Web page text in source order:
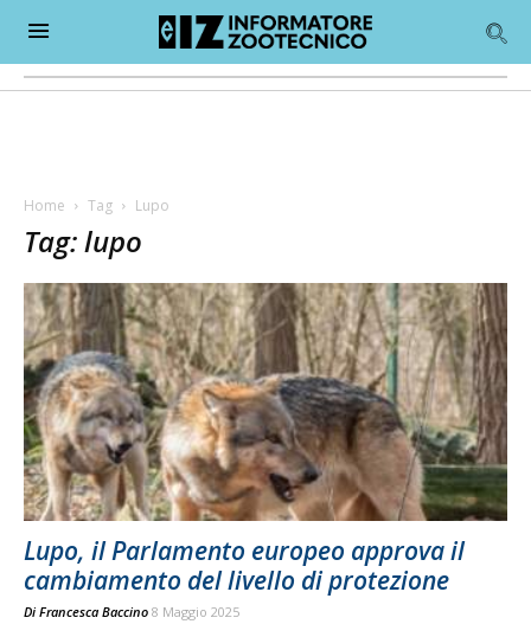
Home Tag Lupo
Tag: lupo
Lupo, il Parlamento europeo approva il
cambiamento del livello di protezione
Di Francesca Baccino 8 Maggio 2025